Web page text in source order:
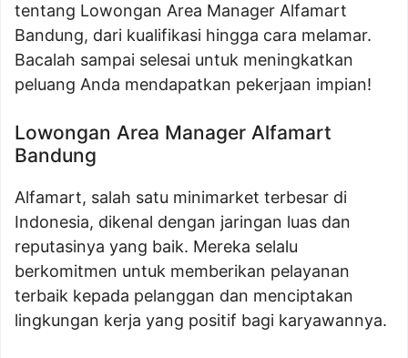
tentang Lowongan Area Manager Alfamart
Bandung, dari kualifikasi hingga cara melamar.
Bacalah sampai selesai untuk meningkatkan
peluang Anda mendapatkan pekerjaan impian!
Lowongan Area Manager Alfamart
Bandung
Alfamart, salah satu minimarket terbesar di
Indonesia, dikenal dengan jaringan luas dan
reputasinya yang baik. Mereka selalu
berkomitmen untuk memberikan pelayanan
terbaik kepada pelanggan dan menciptakan
lingkungan kerja yang positif bagi karyawannya.